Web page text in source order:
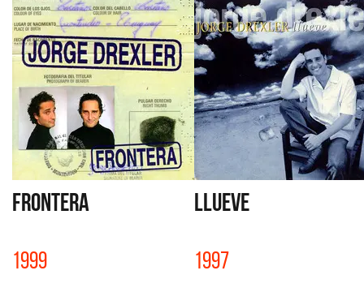
FRONTERA
1999
LLUEVE
1997